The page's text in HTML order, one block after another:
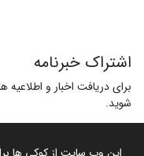
اشتراک خبرنامه
برای دریافت اخبار و
شوید.